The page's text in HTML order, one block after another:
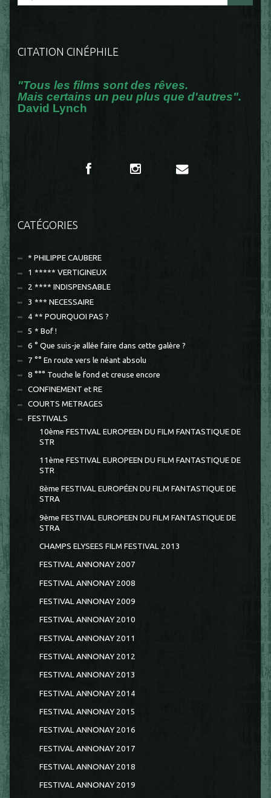
CITATION CINÉPHILE
"Tous les films sont des rêves.
Mais certains un peu plus que d'autres".
David Lynch
CATÉGORIES
* PHILIPPE CAUBERE
1 ***** VERTIGINEUX
2 **** INDISPENSABLE
3 *** NECESSAIRE
4 ** POURQUOI PAS ?
5 * Bof !
6 ° Que suis-je allée faire dans cette galère ?
7 °° En route vers le néant absolu
8 °°° Touche le fond et creuse encore
CONFINEMENT et RE
COURTS METRAGES
FESTIVALS
10ème FESTIVAL EUROPEEN DU FILM FANTASTIQUE DE
STR
11ème FESTIVAL EUROPEEN DU FILM FANTASTIQUE DE
STR
8ème FESTIVAL EUROPÉEN DU FILM FANTASTIQUE DE
STRA
9ème FESTIVAL EUROPEEN DU FILM FANTASTIQUE DE
STRA
CHAMPS ELYSEES FILM FESTIVAL 2013
FESTIVAL ANNONAY 2007
FESTIVAL ANNONAY 2008
FESTIVAL ANNONAY 2009
FESTIVAL ANNONAY 2010
FESTIVAL ANNONAY 2011
FESTIVAL ANNONAY 2012
FESTIVAL ANNONAY 2013
FESTIVAL ANNONAY 2014
FESTIVAL ANNONAY 2015
FESTIVAL ANNONAY 2016
FESTIVAL ANNONAY 2017
FESTIVAL ANNONAY 2018
FESTIVAL ANNONAY 2019